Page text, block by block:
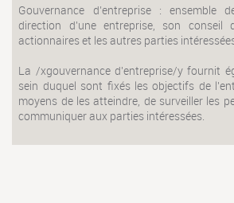
Gouvernance d’entreprise : ensemble
direction d'une entreprise, son conseil
actionnaires et les autres parties
La /xgouvernance d'entreprise/y fournit
sein duquel sont fixés les objectifs de
moyens de les atteindre, de surveiller les
communiquer aux parties intéressées.